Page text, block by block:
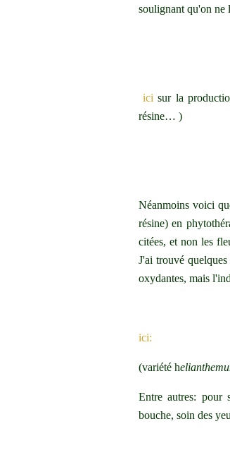
soulignant qu'on ne
ici sur la
résine… )
Néanmoins voici
résine) en
citées, et non les
J'ai trouvé
oxydantes, mais
ici:
(variété h
Entre autres: pour
bouche, soin des